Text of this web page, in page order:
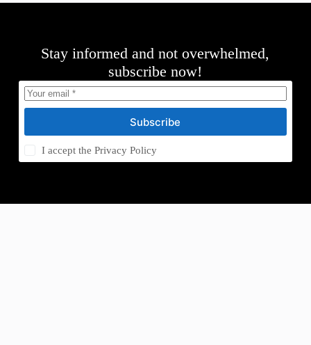
Stay informed and not overwhelmed,
subscribe now!
Subscribe
I accept thePrivacy Policy